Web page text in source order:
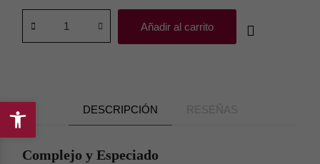
Añadir al carrito
DESCRIPCIÓN RESEÑAS
Complejo y Especiado
Abrir
barra
de